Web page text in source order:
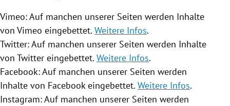
Vimeo: Auf manchen unserer Seiten werden Inhalte
von Vimeo eingebettet. Weitere Infos.
Twitter: Auf manchen unserer Seiten werden Inhalte
von Twitter eingebettet. Weitere Infos.
Facebook: Auf manchen unserer Seiten werden
Inhalte von Facebook eingebettet. Weitere Infos.
Instagram: Auf manchen unserer Seiten werden